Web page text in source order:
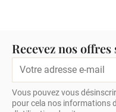
Recevez nos offres
Vous pouvez vous
pour cela nos informations